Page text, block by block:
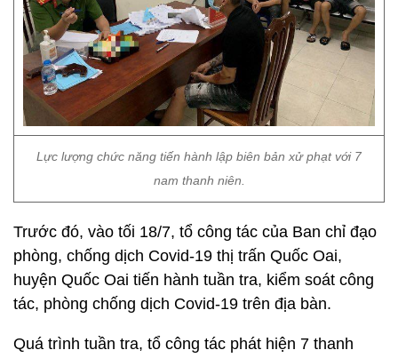
Lực lượng chức năng tiến hành lập biên bản xử phạt với 7
nam thanh niên.
Trước đó, vào tối 18/7, tổ công tác của Ban chỉ đạo
phòng, chống dịch Covid-19 thị trấn Quốc Oai,
huyện Quốc Oai tiến hành tuần tra, kiểm soát công
tác, phòng chống dịch Covid-19 trên địa bàn.
Quá trình tuần tra, tổ công tác phát hiện 7 thanh